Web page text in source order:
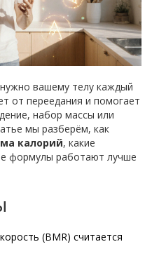
вашему телу каждый
от переедания и помогает
набор массы или
мы разберём, как
калорий, какие
формулы работают лучше
(BMR) считается